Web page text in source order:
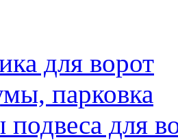
для ворот
парковка
для